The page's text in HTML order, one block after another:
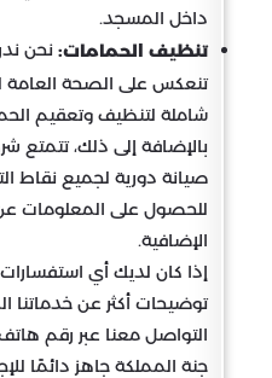
داخل المسجد.
تنظيف الحمامات: نحن
تنعكس على الصحة العامة
شاملة لتنظيف وتعقيم
بالإضافة إلى ذلك، تتمتع
صيانة دورية لجميع نقاط
للحصول على المعلومات
الإضافية.
إذا كان لديك أي
توضيحات أكثر عن خدماتنا
جنة المملكة جاهز دائمًا